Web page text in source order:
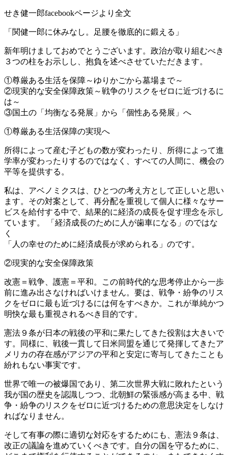
せき健一郎facebookページより全文
「関健一郎に休みなし。足腰を徹底的に鍛える」
新年明けましておめでとうございます。政治が取り組むべき
３つの柱をお示しし、抱負を述べさせていただきます。
①尊厳ある生活を保障～ゆりかごから墓場まで～
②現実的な安全保障政策～戦争のリスクをゼロに近づけるに
は～
③国土の「均衡なる発展」から「個性ある発展」へ
①尊厳ある生活保障の実現へ
所得によって産む子どもの数が変わったり、所得によって進
学率が変わったりするのではなく、すべての人間に、機会の
平等を提供する。
私は、アベノミクスは、ひとつの考え方として正しいと思い
ます。その対案として、再分配を重視して個人に様々なサー
ビスを給付する中で、結果的に経済の成長を促す理念を示し
ています。 「経済成長のために人が歯車になる」のではな
く
「人の幸せのために経済成長が求められる」のです。
②現実的な安全保障政策
改憲＝戦争、護憲＝平和。この前時代的な思考停止から一歩
前に進み出さなければいけません。要は、戦争・紛争のリス
クをゼロに最も近づけるには何をすべきか。これが単純かつ
明快な最も重視されるべき目的です。
憲法９条が日本の戦後の平和に果たしてきた役割は大きいで
す。同様に、戦後一貫して日米同盟を通じて発揮してきたア
メリカの存在感がアジアの平和と安定に寄与してきたことも
紛れもない事実です。
世界で唯一の被爆国であり、第二次世界大戦に敗れたという
我が国の歴史を認識しつつ、北朝鮮の緊張感が高まる中、戦
争・紛争のリスクをゼロに近づけるための意思決定をしなけ
ればなりません。
そして有事の際に適切な対応をするためにも、憲法９条は、
改正の議論を進めていくべきです。自分の国を守るために、